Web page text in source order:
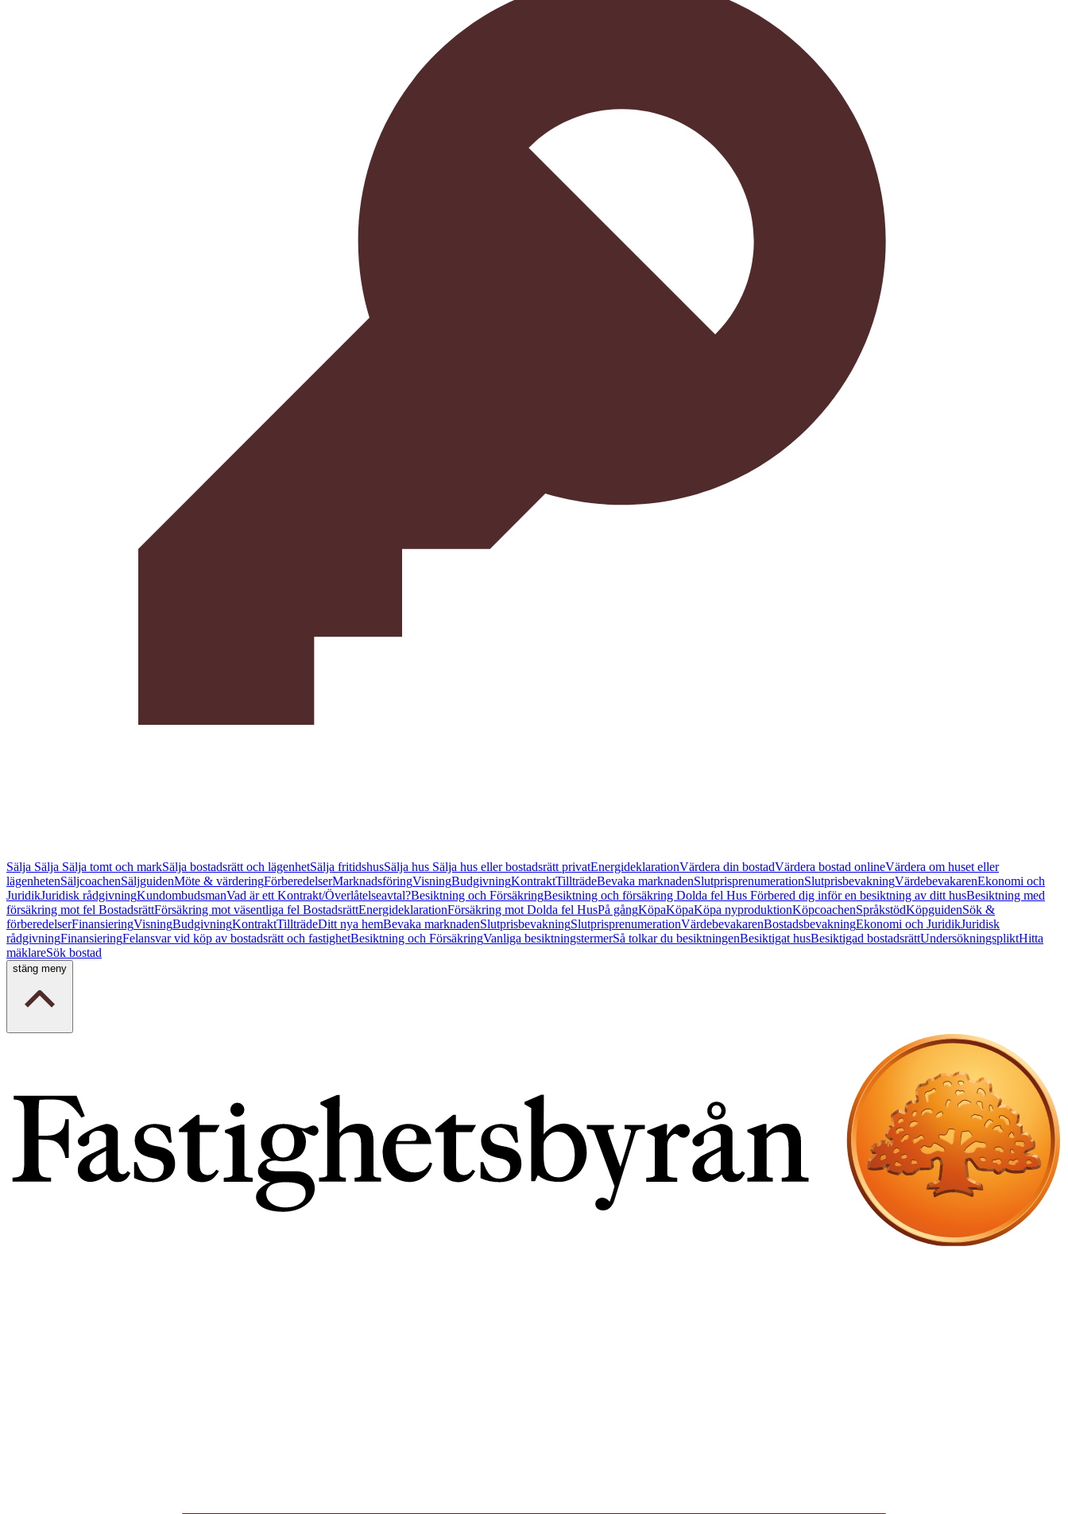
Sälja Sälja Sälja tomt och markSälja bostadsrätt och lägenhetSälja fritidshusSälja hus Sälja hus eller bostadsrätt privatEnergideklarationVärdera din bostadVärdera bostad onlineVärdera om huset eller
lägenhetenSäljcoachenSäljguidenMöte & värderingFörberedelserMarknadsföringVisningBudgivningKontraktTillträdeBevaka marknadenSlutprisprenumerationSlutprisbevakningVärdebevakarenEkonomi och
JuridikJuridisk rådgivningKundombudsmanVad är ett Kontrakt/Överlåtelseavtal?Besiktning och FörsäkringBesiktning och försäkring Dolda fel Hus Förbered dig inför en besiktning av ditt husBesiktning med
försäkring mot fel BostadsrättFörsäkring mot väsentliga fel BostadsrättEnergideklarationFörsäkring mot Dolda fel HusPå gångKöpaKöpaKöpa nyproduktionKöpcoachenSpråkstödKöpguidenSök &
förberedelserFinansieringVisningBudgivningKontraktTillträdeDitt nya hemBevaka marknadenSlutprisbevakningSlutprisprenumerationVärdebevakarenBostadsbevakningEkonomi och JuridikJuridisk
rådgivningFinansieringFelansvar vid köp av bostadsrätt och fastighetBesiktning och FörsäkringVanliga besiktningstermerSå tolkar du besiktningenBesiktigat husBesiktigad bostadsrättUndersökningspliktHitta
mäklareSök bostad
stäng meny